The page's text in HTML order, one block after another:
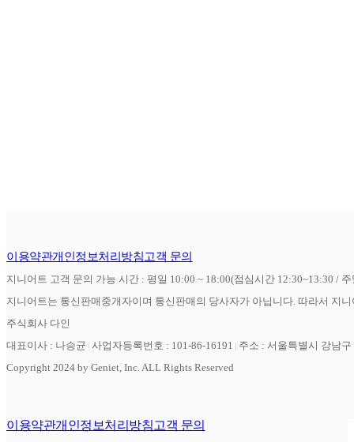
이용약관개인정보처리방침고객 문의
지니어트 고객 문의 가능 시간 : 평일 10:00 ~ 18:00(점심시간 12:30~13:30 /
지니어트는 통신판매중개자이며 통신판매의 당사자가 아닙니다. 따라서 지
주식회사 다인
대표이사 : 나승균 사업자등록번호 : 101-86-16191
주소 : 서울특별시 강남
Copyright 2024 by Geniet, Inc. ALL Rights Reserved
이용약관개인정보처리방침고객 문의